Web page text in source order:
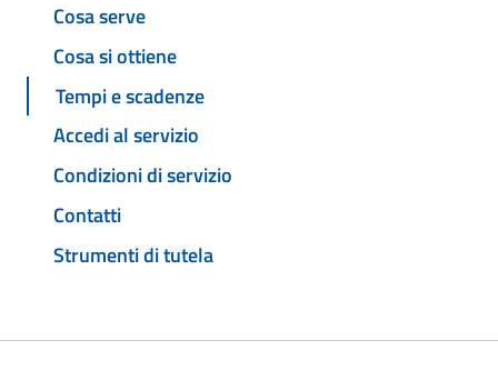
Cosa serve
Cosa si ottiene
Tempi e scadenze
Accedi al servizio
Condizioni di servizio
Contatti
Strumenti di tutela